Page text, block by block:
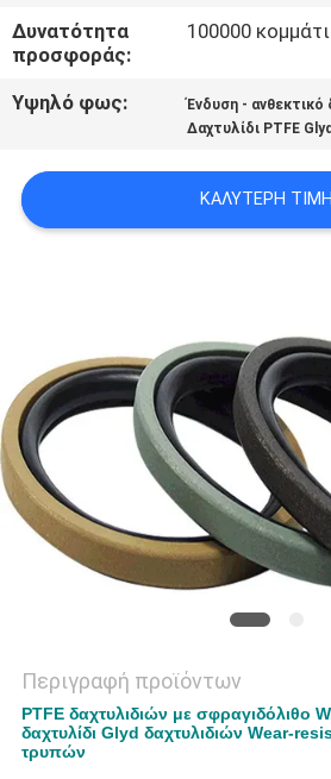
ΖΗΤΉΣΤΕ
ΈΝΑ
ΑΠΌΣΠΑΣΜΑ
SITEMAP
Δυνατότητα
προσφοράς:
100000
Υψηλό φως: Ένδυση - ανθεκτικό
Δαχτυλίδι PTFE Glyd
ΚΑΛΎΤΕΡΗ ΤΙΜΉ
Περιγραφή προϊόντων
PTFE δαχτυλιδιών με σφραγιδόλιθο
δαχτυλίδι Glyd δαχτυλιδιών Wear-
τρυπών